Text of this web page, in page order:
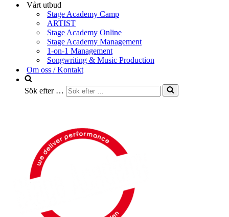
Vårt utbud
Stage Academy Camp
ARTIST
Stage Academy Online
Stage Academy Management
1-on-1 Management
Songwriting & Music Production
Om oss / Kontakt
Sök efter …